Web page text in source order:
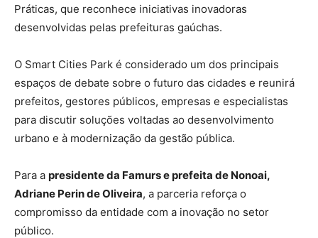
Práticas, que reconhece iniciativas inovadoras
desenvolvidas pelas prefeituras gaúchas.
O Smart Cities Park é considerado um dos principais
espaços de debate sobre o futuro das cidades e reunirá
prefeitos, gestores públicos, empresas e especialistas
para discutir soluções voltadas ao desenvolvimento
urbano e à modernização da gestão pública.
Para a presidente da Famurs e prefeita de Nonoai,
Adriane Perin de Oliveira, a parceria reforça o
compromisso da entidade com a inovação no setor
público.